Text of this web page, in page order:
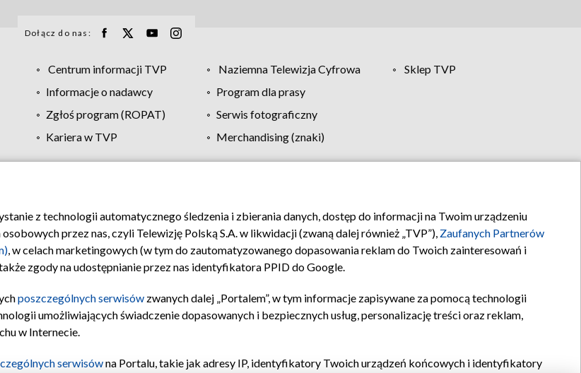
Dołącz do nas:
Centrum informacji TVP Naziemna Telewizja Cyfrowa
Sklep TVP
Informacje o nadawcy
Program dla prasy
Zgłoś program (ROPAT)
Serwis fotograficzny
Kariera w TVP
Merchandising (znaki)
Moje zgody Pomoc Biuro reklamy Kontakt
z technologii automatycznego śledzenia i zbierania danych, dostęp do informacji na Twoim urządzeniu
przez nas, czyli Telewizję Polską S.A. w likwidacji (zwaną dalej również „TVP”), Zaufanych Partnerów
, w celach marketingowych (w tym do zautomatyzowanego dopasowania reklam do Twoich zainteresowań i
zgody na udostępnianie przez nas identyfikatora PPID do Google.
poszczególnych serwisów zwanych dalej „Portalem”, w tym informacje zapisywane za pomocą technologii
umożliwiających świadczenie dopasowanych i bezpiecznych usług, personalizację treści oraz reklam,
w Internecie.
serwisówna Portalu, takie jak adresy IP, identyfikatory Twoich urządzeń końcowych i identyfikatory